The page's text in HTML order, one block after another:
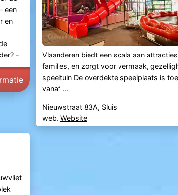
een
en
-
Vlaanderenbiedt een scala aan
families, en zorgt voor vermaak,
speeltuin De overdekte speelplaats is
vanaf ...
Nieuwstraat 83A, Sluis
web. Website